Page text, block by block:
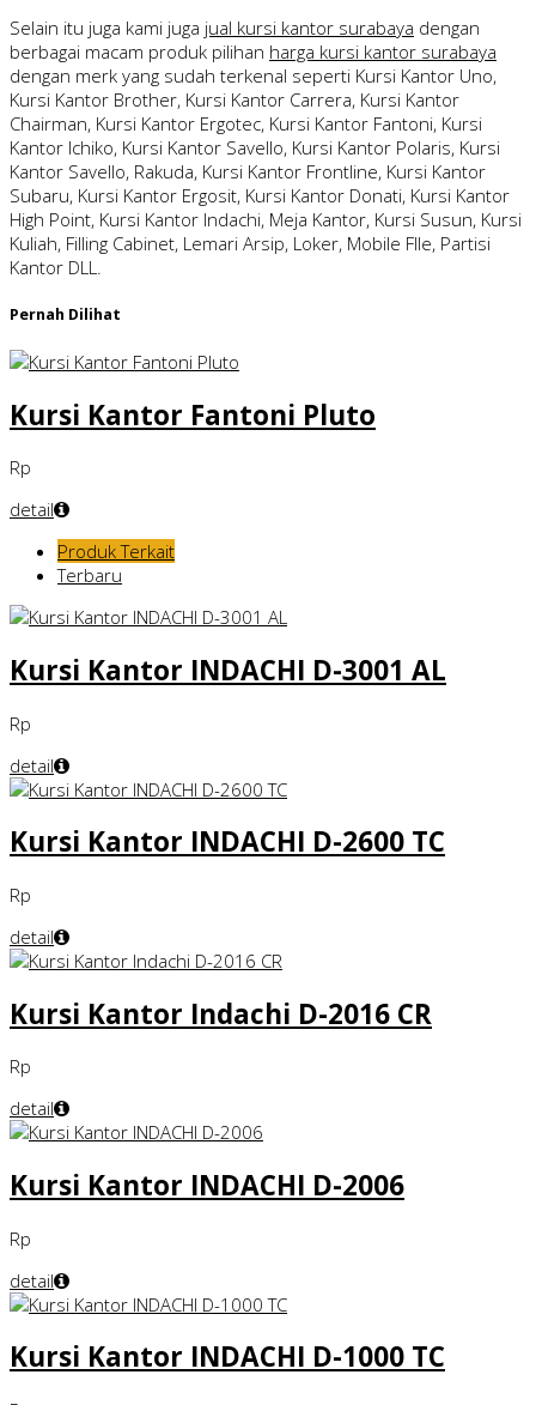
Selain itu juga kami juga jual kursi kantor surabaya dengan
berbagai macam produk pilihan harga kursi kantor surabaya
dengan merk yang sudah terkenal seperti Kursi Kantor Uno,
Kursi Kantor Brother, Kursi Kantor Carrera, Kursi Kantor
Chairman, Kursi Kantor Ergotec, Kursi Kantor Fantoni, Kursi
Kantor Ichiko, Kursi Kantor Savello, Kursi Kantor Polaris, Kursi
Kantor Savello, Rakuda, Kursi Kantor Frontline, Kursi Kantor
Subaru, Kursi Kantor Ergosit, Kursi Kantor Donati, Kursi Kantor
High Point, Kursi Kantor Indachi, Meja Kantor, Kursi Susun, Kursi
Kuliah, Filling Cabinet, Lemari Arsip, Loker, Mobile FIle, Partisi
Kantor DLL.
Pernah Dilihat
Kursi Kantor Fantoni Pluto
Rp
detail
Produk Terkait
Terbaru
Kursi Kantor INDACHI D-3001 AL
Rp
detail
Kursi Kantor INDACHI D-2600 TC
Rp
detail
Kursi Kantor Indachi D-2016 CR
Rp
detail
Kursi Kantor INDACHI D-2006
Rp
detail
Kursi Kantor INDACHI D-1000 TC